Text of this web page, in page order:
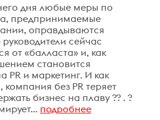
дня любые меры по
предпринимаемые
оправдываются
сейчас
от «балласта» и, как
становится
PR и маркетинг. И как
компания без PR теряет
бизнес на плаву ?? . ?
подробнее